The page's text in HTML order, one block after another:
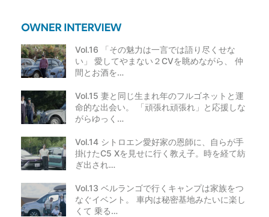
Vol.16 「その魅力は一言では語り尽くせな
い」 愛してやまない２CVを眺めながら、 仲
間とお酒を…
Vol.15 妻と同じ生まれ年のフルゴネットと運
命的な出会い。 「頑張れ頑張れ」と応援しな
がらゆっく…
Vol.14 シトロエン愛好家の恩師に、自らが手
掛けたC5 Xを見せに行く教え子。時を経て紡
ぎ出され…
Vol.13 ベルランゴで行くキャンプは家族をつ
なぐイベント。 車内は秘密基地みたいに楽し
くて 乗る…